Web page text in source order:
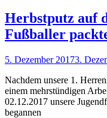
Herbstputz auf
Fußballer
5. Dezember 20173.
Nachdem unsere 1.
einem mehrstündigen
02.12.2017 unsere
begannen